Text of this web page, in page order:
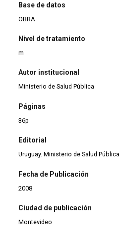
Base de datos
OBRA
Nivel de tratamiento
m
Autor institucional
Ministerio de Salud Pública
Páginas
36p
Editorial
Uruguay. Ministerio de Salud Pública
Fecha de Publicación
2008
Ciudad de publicación
Montevideo